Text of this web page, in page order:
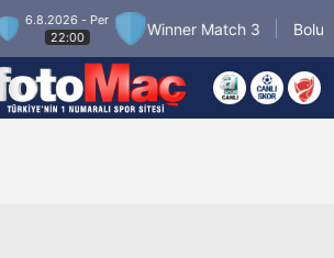
Match 3 Boluspor
7.8.2026 - Cum
21:30